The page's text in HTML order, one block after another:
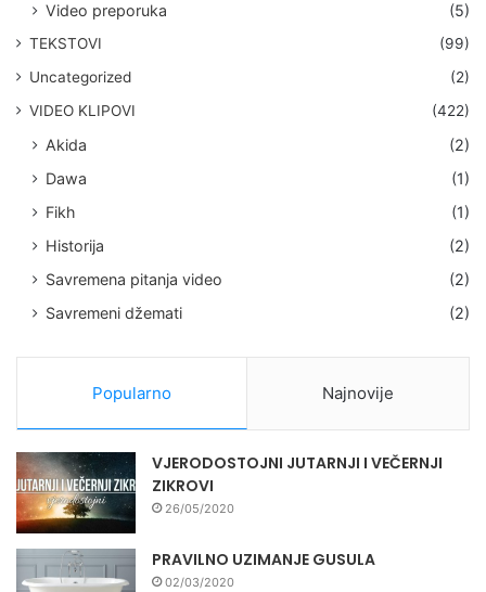
Video preporuka
(5)
TEKSTOVI
(99)
Uncategorized
(2)
VIDEO KLIPOVI
(422)
Akida
(2)
Dawa
(1)
Fikh
(1)
Historija
(2)
Savremena pitanja video
(2)
Savremeni džemati
(2)
Popularno Najnovije
VJERODOSTOJNI JUTARNJI I VEČERNJI
ZIKROVI
26/05/2020
PRAVILNO UZIMANJE GUSULA
02/03/2020